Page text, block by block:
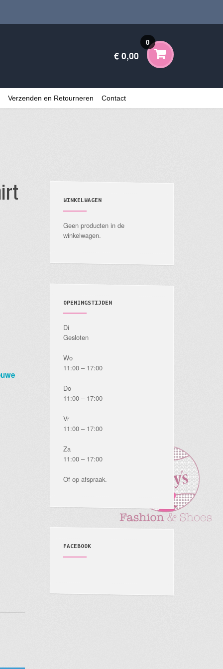
€ 0,00
0
Verzenden en Retourneren Contact
WINKELWAGEN
Geen producten in de
winkelwagen.
OPENINGSTIJDEN
Di
Gesloten
Wo
11:00 – 17:00
Do
11:00 – 17:00
Vr
11:00 – 17:00
Za
11:00 – 17:00
Of op afspraak.
FACEBOOK